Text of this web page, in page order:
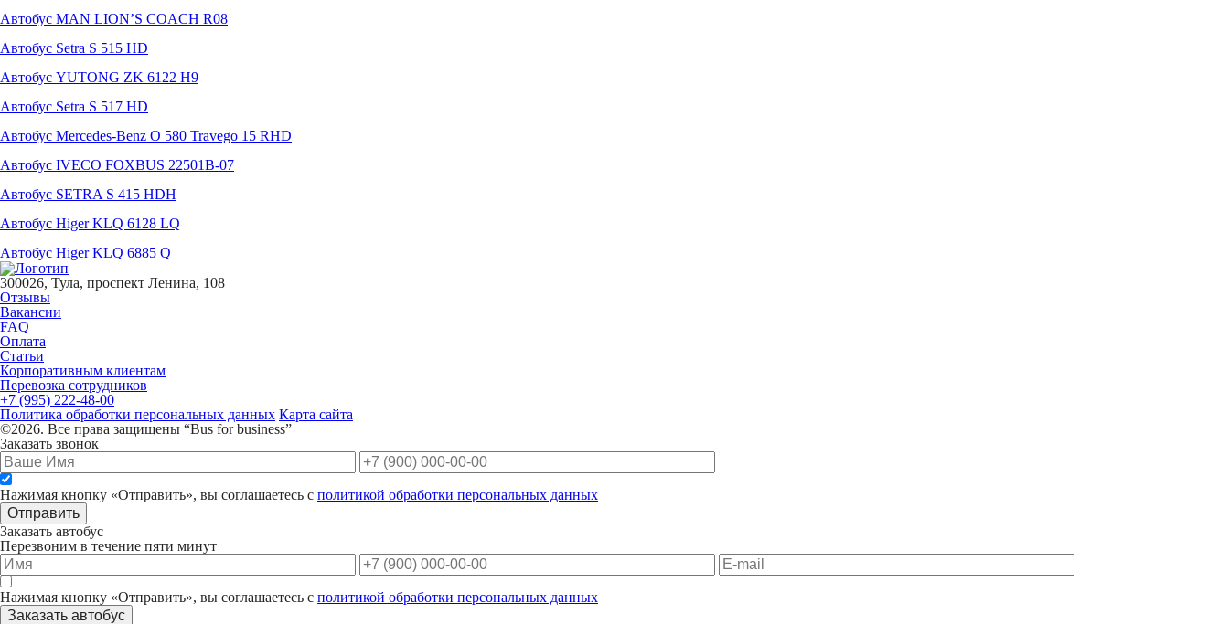
Автобус MAN LION’S COACH R08
Автобус Setra S 515 HD
Автобус YUTONG ZK 6122 H9
Автобус Setra S 517 HD
Автобус Mercedes-Benz O 580 Travego 15 RHD
Автобус IVECO FOXBUS 22501В-07
Автобус SETRA S 415 HDH
Автобус Higer KLQ 6128 LQ
Автобус Higer KLQ 6885 Q
300026, Тула, проспект Ленина, 108
Отзывы
Вакансии
FAQ
Оплата
Статьи
Корпоративным клиентам
Перевозка сотрудников
+7 (995) 222-48-00
Политика обработки персональных данных Карта сайта
©2026. Все права защищены “Bus for business”
Заказать звонок
Нажимая кнопку «Отправить», вы соглашаетесь с политикой обработки персональных данных
Отправить
Заказать автобус
Перезвоним в течение пяти минут
Нажимая кнопку «Отправить», вы соглашаетесь с политикой обработки персональных данных
Заказать автобус